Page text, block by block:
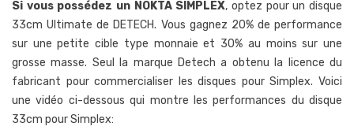
Si vous possédez un NOKTA SIMPLEX, optez pour un disque
33cm Ultimate de DETECH. Vous gagnez 20% de performance
sur une petite cible type monnaie et 30% au moins sur une
grosse masse. Seul la marque Detech a obtenu la licence du
fabricant pour commercialiser les disques pour Simplex. Voici
une vidéo ci-dessous qui montre les performances du disque
33cm pour Simplex: